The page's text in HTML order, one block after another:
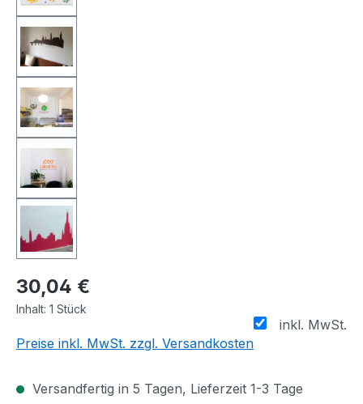
30,04 €
Inhalt: 1 Stück
inkl. MwSt.
Preise inkl. MwSt. zzgl. Versandkosten
Versandfertig in 5 Tagen, Lieferzeit 1-3 Tage